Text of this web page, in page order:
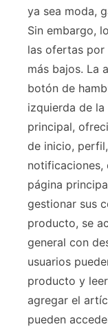
ya sea moda,
Sin embargo,
las ofertas por
más bajos. La
botón de
izquierda de
principal,
de inicio,
notificaciones,
página
gestionar sus
producto, se
general con
usuarios
producto y
agregar el
pueden